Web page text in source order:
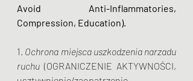
Avoid Anti-Inflammatories,
Compression, Education).
1. Ochrona miejsca uszkodzenia narzadu
ruchu (OGRANICZENIE AKTYWNOŚCI,